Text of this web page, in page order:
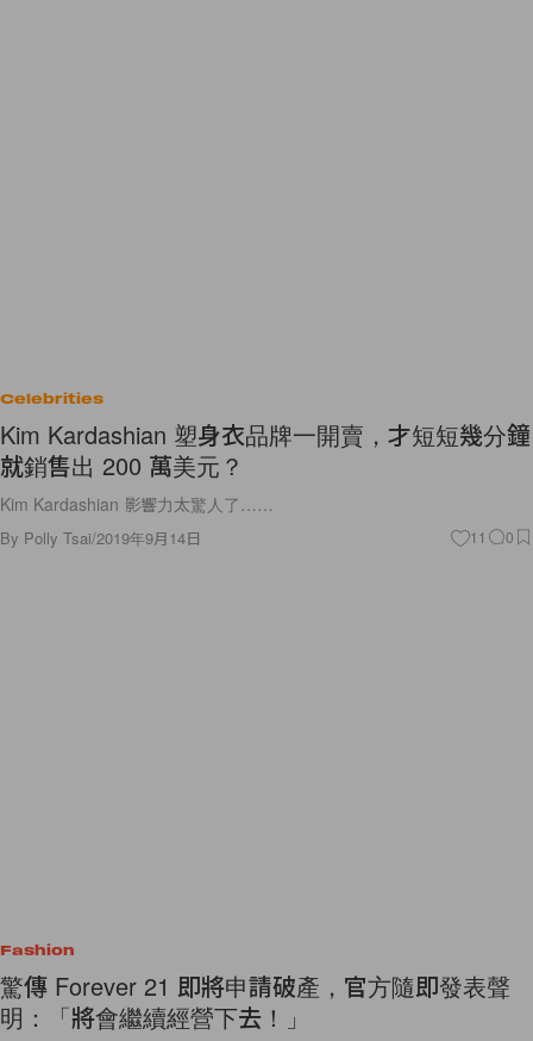
Celebrities
Kim Kardashian 塑身衣品牌一開賣，才短短幾分鐘
就銷售出 200 萬美元？
Kim Kardashian 影響力太驚人了……
By Polly Tsai/2019年9月14日 11 0
Fashion
驚傳 Forever 21 即將申請破產，官方隨即發表聲
明：「將會繼續經營下去！」